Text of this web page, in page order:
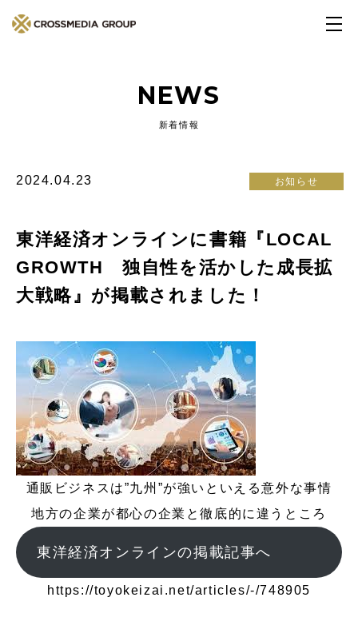
NEWS
新着情報
2024.04.23 お知らせ
東洋経済オンラインに書籍『LOCAL
GROWTH 独自性を活かした成長拡
大戦略』が掲載されました！
通販ビジネスは”九州”が強いといえる意外な事情
地方の企業が都心の企業と徹底的に違うところ
東洋経済オンラインの掲載記事へ
https://toyokeizai.net/articles/-/748905